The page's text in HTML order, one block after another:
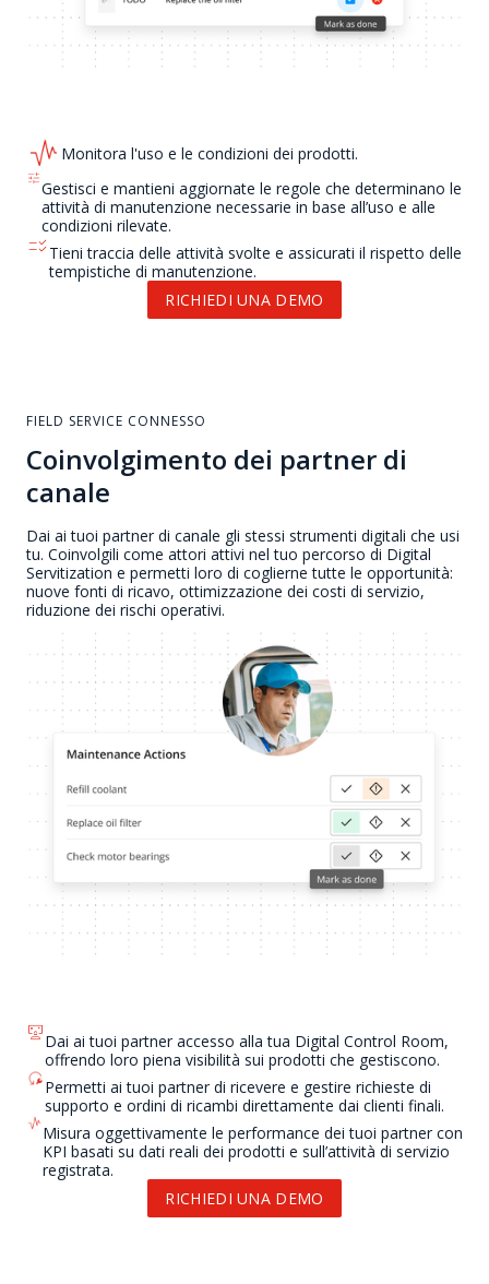
Monitora l'uso e le condizioni dei prodotti.
Gestisci e mantieni aggiornate le regole che determinano le
attività di manutenzione necessarie in base all’uso e alle
condizioni rilevate.
Tieni traccia delle attività svolte e assicurati il rispetto delle
tempistiche di manutenzione.
RICHIEDI UNA DEMO
FIELD SERVICE CONNESSO
Coinvolgimento dei partner di
canale
Dai ai tuoi partner di canale gli stessi strumenti digitali che usi
tu. Coinvolgili come attori attivi nel tuo percorso di Digital
Servitization e permetti loro di coglierne tutte le opportunità:
nuove fonti di ricavo, ottimizzazione dei costi di servizio,
riduzione dei rischi operativi.
Dai ai tuoi partner accesso alla tua Digital Control Room,
offrendo loro piena visibilità sui prodotti che gestiscono.
Permetti ai tuoi partner di ricevere e gestire richieste di
supporto e ordini di ricambi direttamente dai clienti finali.
Misura oggettivamente le performance dei tuoi partner con
KPI basati su dati reali dei prodotti e sull’attività di servizio
registrata.
RICHIEDI UNA DEMO